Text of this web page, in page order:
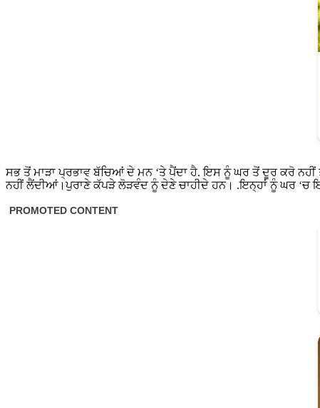
ਸਭ ਤੋਂ ਮਾੜਾ ਪ੍ਰਭਾਵ ਬੱਚਿਆਂ ਦੇ ਮਨ ‘ਤੇ ਪੈਂਦਾ ਹੈ. ਇਸ ਨੂੰ ਘਰ ਤੋਂ ਦੂਰ ਕਰੋ
ਨਹੀਂ ਲੈਂਦੀਆਂ।ਪੁਰਾਣੇ ਕੱਪੜੇ ਲੋੜਵੰਦ ਨੂੰ ਦੇਣੇ ਚਾਹੀਦੇ ਹਨ। .ਇਨ੍ਹਾਂ ਨੂੰ ਘਰ ‘ਚ